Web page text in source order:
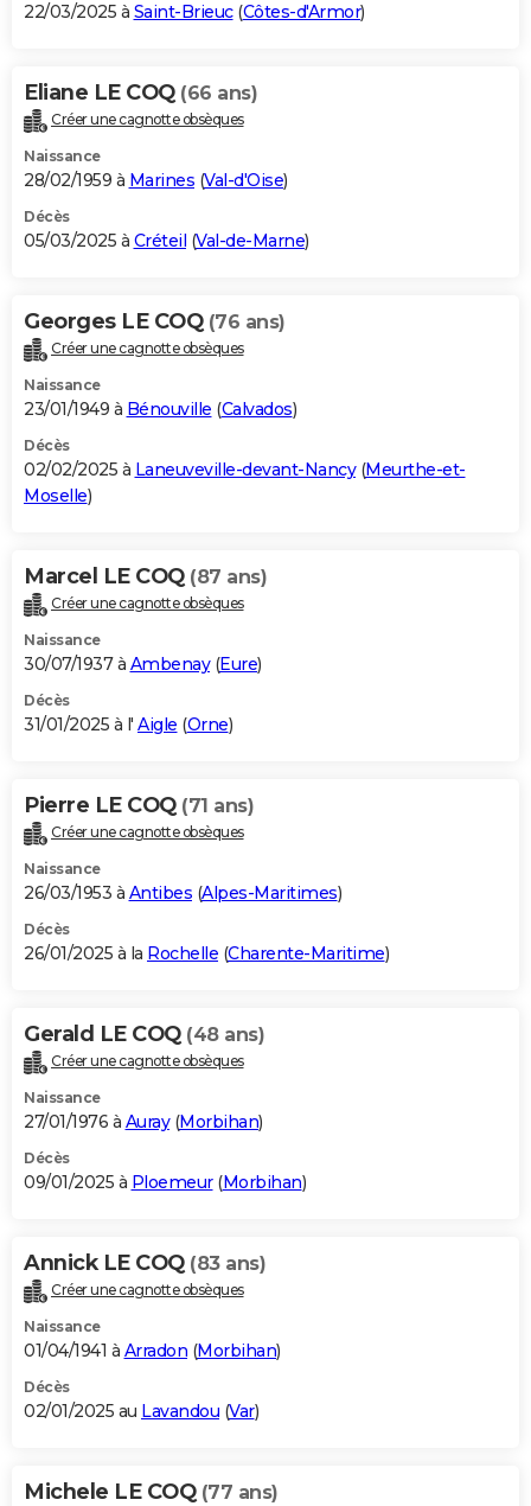
22/03/2025 à Saint-Brieuc(Côtes-d'Armor)
Eliane LE COQ (66 ans)
Créer une cagnotte obsèques
Naissance
28/02/1959 à Marines (Val-d'Oise)
Décès
05/03/2025 à Créteil (Val-de-Marne)
Georges LE COQ (76 ans)
Créer une cagnotte obsèques
Naissance
23/01/1949 à Bénouville (Calvados)
Décès
02/02/2025 à Laneuveville-devant-Nancy(Meurthe-et-
Moselle)
Marcel LE COQ (87 ans)
Créer une cagnotte obsèques
Naissance
30/07/1937 à Ambenay(Eure)
Décès
31/01/2025 à l' Aigle (Orne)
Pierre LE COQ (71 ans)
Créer une cagnotte obsèques
Naissance
26/03/1953 à Antibes (Alpes-Maritimes)
Décès
26/01/2025 à la Rochelle (Charente-Maritime)
Gerald LE COQ (48 ans)
Créer une cagnotte obsèques
Naissance
27/01/1976 à Auray(Morbihan)
Décès
09/01/2025 à Ploemeur(Morbihan)
Annick LE COQ (83 ans)
Créer une cagnotte obsèques
Naissance
01/04/1941 à Arradon (Morbihan)
Décès
02/01/2025 au Lavandou (Var)
Michele LE COQ (77 ans)